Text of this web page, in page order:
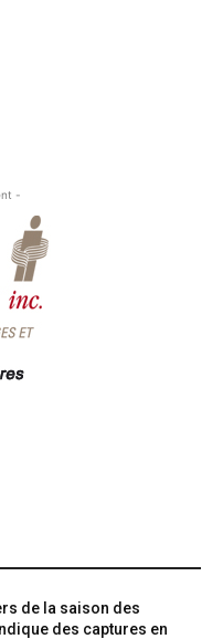
-
de la saison des
des captures en